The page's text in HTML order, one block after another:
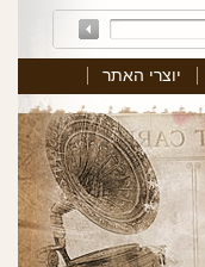
יוצרי האתר